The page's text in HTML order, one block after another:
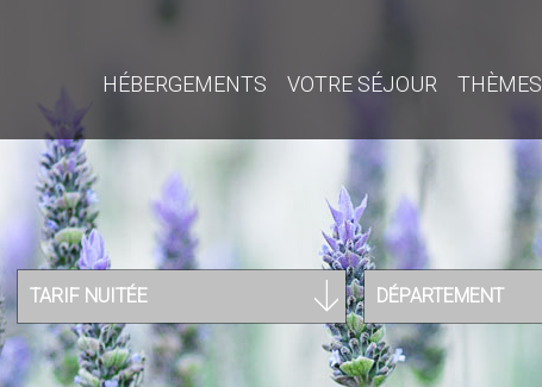
HÉBERGEMENTS VOTRE SÉJOUR THÈMES
TARIF NUITÉE DÉPARTEMENT